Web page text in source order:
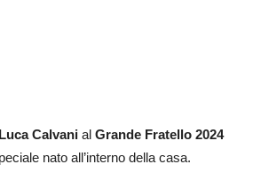
Calvani al Grande Fratello 2024
nato all’interno della casa.